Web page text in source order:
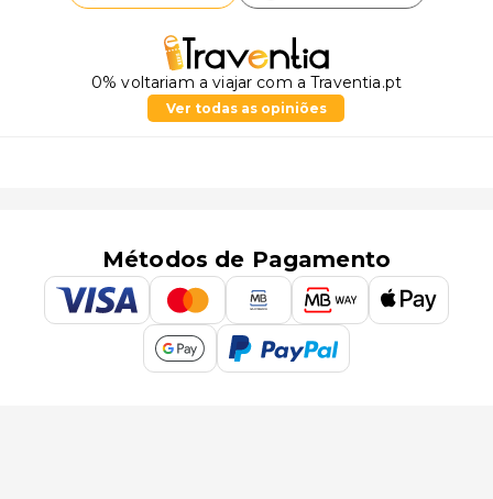
0% voltariam a viajar com a Traventia.pt
Ver todas as opiniões
Métodos de Pagamento